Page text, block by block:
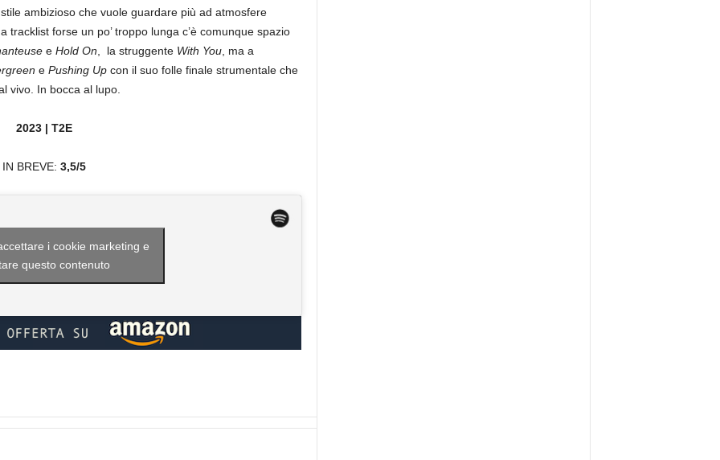
ambizioso che vuole guardare più ad atmosfere
forse un po’ troppo lunga c’è comunque spazio
e Hold On , la struggente With You, ma a
e Pushing Upcon il suo folle finale strumentale che
vivo. In bocca al lupo.
2023 | T2E
IN BREVE: 3,5/5
i cookie marketing e
questo contenuto